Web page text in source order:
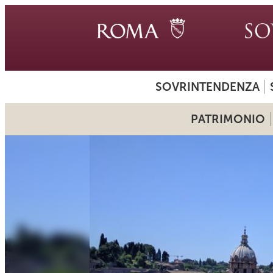
SOVRINTENDENZA
PATRIMONIO